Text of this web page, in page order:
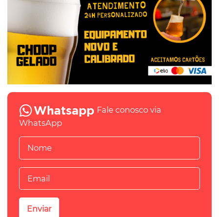
Fale conosco via
WhatsApp